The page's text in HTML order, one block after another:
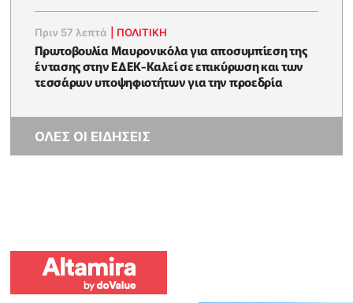
Πριν 57 λεπτά ΠΟΛΙΤΙΚΗ
Πρωτοβουλία Μαυρονικόλα για αποσυμπίεση της
έντασης στην ΕΔΕΚ-Καλεί σε επικύρωση και των
τεσσάρων υποψηφιοτήτων για την προεδρία
ΟΛΕΣ ΟΙ ΕΙΔΗΣΕΙΣ